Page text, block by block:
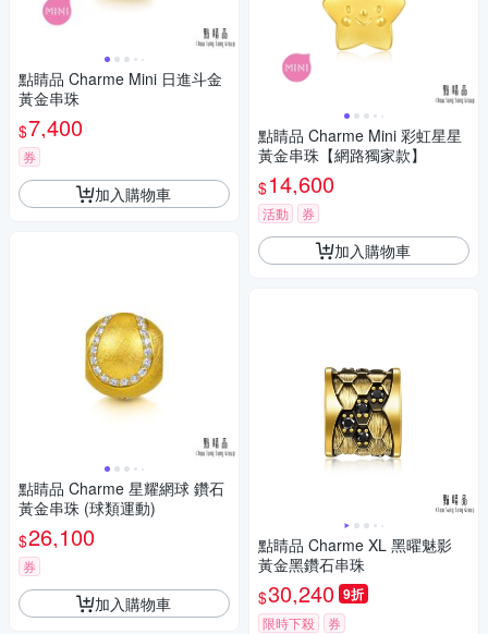
點睛品 Charme Mini 日進斗金
黃金串珠
$7,400
券
加入購物車
點睛品 Charme 星耀網球 鑽石
黃金串珠 (球類運動)
$26,100
券
加入購物車
點睛品 Charme Mini 彩虹星星
黃金串珠【網路獨家款】
$14,600
活動 券
加入購物車
點睛品 Charme XL 黑曜魅影
黃金黑鑽石串珠
$30,240 9折
限時下殺 券